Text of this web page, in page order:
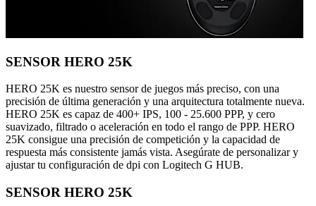
SENSOR HERO 25K
HERO 25K es nuestro sensor de juegos más preciso, con una
precisión de última generación y una arquitectura totalmente nueva.
HERO 25K es capaz de 400+ IPS, 100 - 25.600 PPP, y cero
suavizado, filtrado o aceleración en todo el rango de PPP. HERO
25K consigue una precisión de competición y la capacidad de
respuesta más consistente jamás vista. Asegúrate de personalizar y
ajustar tu configuración de dpi con Logitech G HUB.
SENSOR HERO 25K